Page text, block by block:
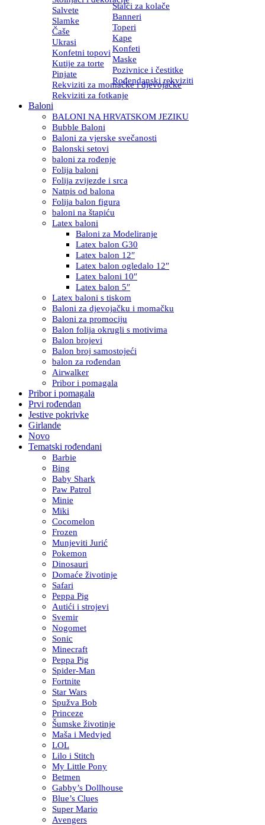
Salvete
Stalci za kolače
Slamke
Banneri
Čaše
Toperi
Ukrasi
Kape
Konfetni topovi Konfeti
Kutije za torte
Maske
Pinjate
Pozivnice i čestitke
Rekviziti za momačke i djevojačke
Rođendanski rekviziti
Rekviziti za fotkanje
Baloni
BALONI NA HRVATSKOM JEZIKU
Bubble Baloni
Baloni za vjerske svečanosti
Balonski setovi
baloni za rođenje
Folija baloni
Folija zvijezde i srca
Natpis od balona
Folija balon figura
baloni na štapiću
Latex baloni
Baloni za Modeliranje
Latex balon G30
Latex balon 12″
Latex balon ogledalo 12″
Latex baloni 10″
Latex balon 5″
Latex baloni s tiskom
Baloni za djevojačku i momačku
Baloni za promociju
Balon folija okrugli s motivima
Balon brojevi
Balon broj samostojeći
balon za rođendan
Airwalker
Pribor i pomagala
Pribor i pomagala
Prvi rođendan
Jestive pokrivke
Girlande
Novo
Tematski rođendani
Barbie
Bing
Baby Shark
Paw Patrol
Minie
Miki
Cocomelon
Frozen
Munjeviti Jurić
Pokemon
Dinosauri
Domaće životinje
Safari
Peppa Pig
Autići i strojevi
Svemir
Nogomet
Sonic
Minecraft
Peppa Pig
Spider-Man
Fortnite
Star Wars
Spužva Bob
Princeze
Šumske životinje
Maša i Medvjed
LOL
Lilo i Stitch
My Little Pony
Betmen
Gabby’s Dollhouse
Blue’s Clues
Super Mario
Avengers